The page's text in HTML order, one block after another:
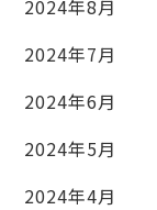
2024年8月
2024年7月
2024年6月
2024年5月
2024年4月